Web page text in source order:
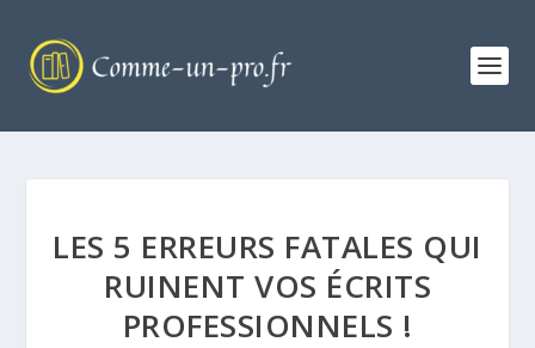
LES 5 ERREURS FATALES QUI
RUINENT VOS ÉCRITS
PROFESSIONNELS !